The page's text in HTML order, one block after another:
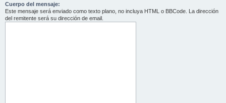
Cuerpo del mensaje:
Este mensaje será enviado como texto plano, no incluya HTML o BBCode. La dirección
del remitente será su dirección de email.